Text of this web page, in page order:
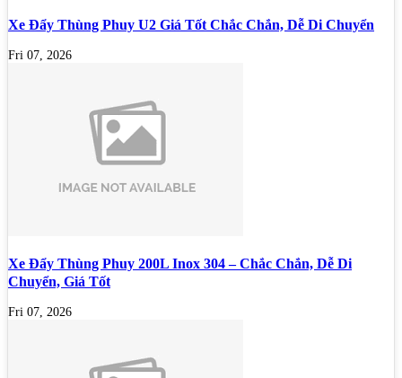
Xe Đẩy Thùng Phuy U2 Giá Tốt Chắc Chắn, Dễ Di Chuyển
Fri 07, 2026
Xe Đẩy Thùng Phuy 200L Inox 304 – Chắc Chắn, Dễ Di
Chuyển, Giá Tốt
Fri 07, 2026